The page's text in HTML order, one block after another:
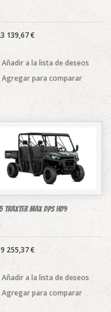
139,67 €
Añadir a la lista de deseos
Agregar para comparar
Traxter MAX DPS HD9
255,37 €
Añadir a la lista de deseos
Agregar para comparar